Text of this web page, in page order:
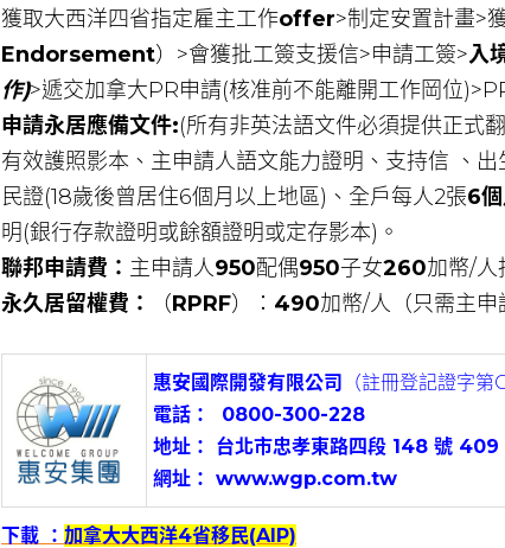
獲取大西洋四省指定雇主工作offer>制定安置計畫>
Endorsement）>會獲批工簽支援信>申請工簽>入
作)>遞交加拿大PR申請(核准前不能離開工作岡位
申請永居應備文件:(所有非英法語文件必須提供正式
有效護照影本、主申請人語文能力證明、支持信 、
民證(18歲後曾居住6個月以上地區)、全戶每人2張6
明(銀行存款證明或餘額證明或定存影本)。
聯邦申請費： 主申請人950配偶950子女260加幣/人
永久居留權費：
（RPRF）： 490加幣/人（只需主
惠安國際開發有限公司
（註冊登記證字第
電話 ：
0800-300-228
地址： 台北市忠孝東路四段 148 號 409
網址： www.wgp.com.tw
下載 ： 加拿大大西洋4省移民(AIP)